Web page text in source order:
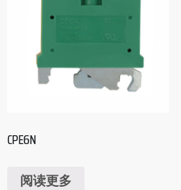
CPE6N
阅读更多